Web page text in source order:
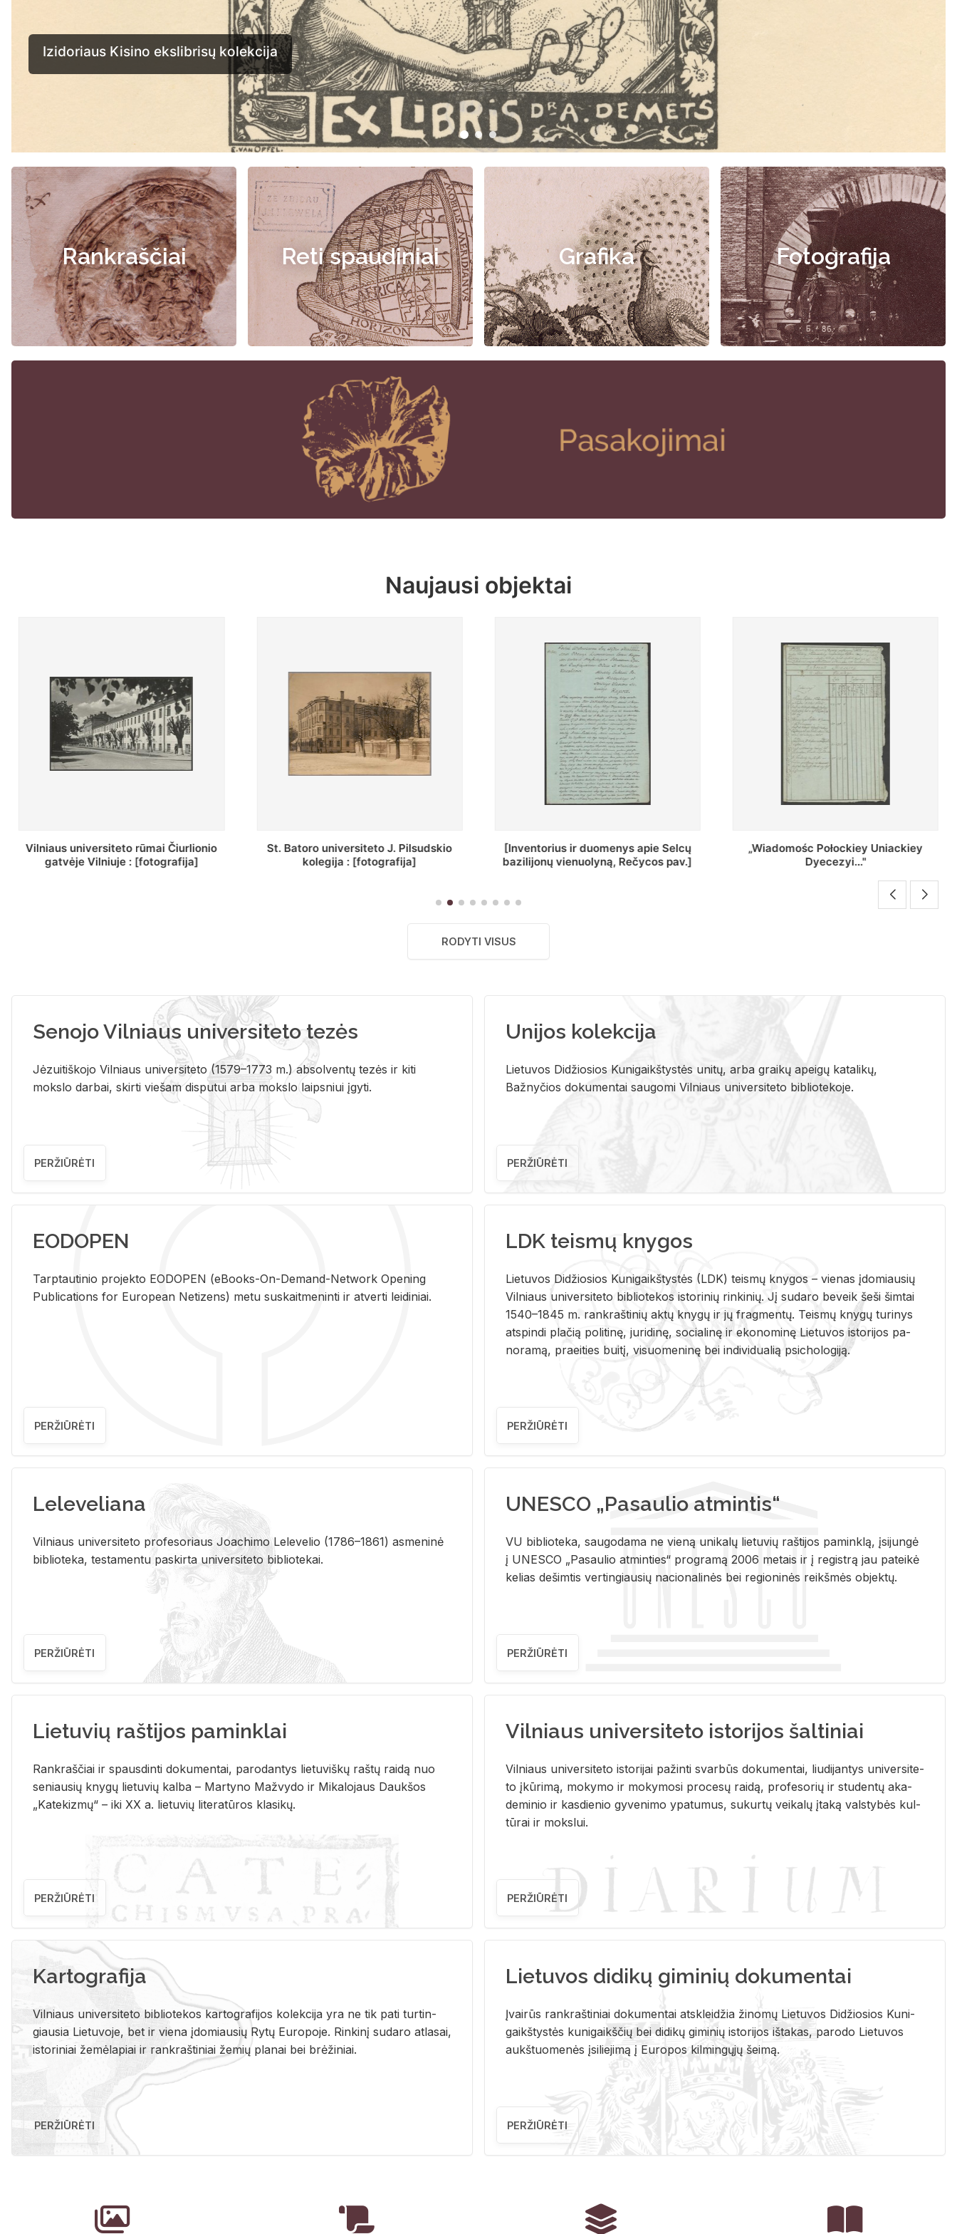
Rankraščiai Reti spaudiniai Grafika Fotografija
Naujausi objektai
St. Batoro universiteto J. Pilsudskio
kolegija : [fotografija]
[Inventorius ir duomenys apie Selcų
bazilijonų vienuolyną, Rečycos pav.]
„Wiadomośc Połockiey Uniackiey
Dyecezyi..."
Regestr Parochow Dekanatu
Brzeskiego
RODYTI VISUS
Senojo Vilniaus universiteto tezės
Jėzuitiškojo Vilniaus universiteto (1579–1773 m.) absolventų tezės ir kiti
mokslo darbai, skirti viešam disputui arba mokslo laipsniui įgyti.
PERŽIŪRĖTI
Unijos kolekcija
Lietuvos Didžiosios Kunigaikštystės unitų, arba graikų apeigų katalikų,
Bažnyčios dokumentai saugomi Vilniaus universiteto bibliotekoje.
PERŽIŪRĖTI
EODOPEN
Tarp­tau­ti­nio pro­jek­to EO­DO­PEN (eBo­oks-On-De­mand-Ne­twork Ope­ning
Pub­li­ca­tions for Eu­ro­pe­an Ne­ti­zens) metu su­skait­me­nin­ti ir at­ver­ti lei­di­niai.
PERŽIŪRĖTI
LDK teismų knygos
Lie­tu­vos Di­džio­sios Ku­ni­gaikš­tys­tės (LDK) teis­mų kny­gos – vie­nas įdo­miau­sių
Vil­niaus uni­ver­si­te­to bi­b­lio­te­kos is­to­ri­nių rin­ki­nių. Jį su­da­ro be­veik šeši šim­tai
1540–1845 m. rank­raš­ti­nių aktų kny­gų ir jų frag­men­tų. Teis­mų kny­gų tu­ri­nys
at­spin­di pla­čią po­li­ti­nę, ju­ri­di­nę, so­cia­li­nę ir eko­no­mi­nę Lie­tu­vos is­to­ri­jos pa­
no­ra­mą, pra­ei­ties bui­tį, vi­suo­me­ni­nę bei in­di­vi­dua­lią psi­cho­lo­gi­ją.
PERŽIŪRĖTI
Leleveliana
Vil­niaus uni­ver­si­te­to pro­fe­so­riaus Jo­a­chi­mo Le­le­ve­lio (1786–1861) as­me­ni­nė
bi­b­lio­te­ka, te­sta­men­tu pa­skir­ta uni­ver­si­te­to bi­b­lio­te­kai.
PERŽIŪRĖTI
UNESCO „Pasaulio atmintis“
VU biblioteka, saugodama ne vieną unikalų lietuvių raštijos paminklą, įsijungė
į UNESCO „Pasaulio atminties“ programą 2006 metais ir į registrą jau pateikė
kelias dešimtis vertingiausių nacionalinės bei regioninės reikšmės objektų.
PERŽIŪRĖTI
Lietuvių raštijos paminklai
Rank­raš­čiai ir spaus­din­ti do­ku­men­tai, pa­ro­dan­tys lie­tu­viš­kų raš­tų rai­dą nuo
se­niau­sių kny­gų lie­tu­vių kal­ba – Mar­ty­no Ma­žvy­do ir Mi­ka­lo­jaus Dauk­šos
„Ka­te­kiz­mų“ – iki XX a. lie­tu­vių li­te­ra­tū­ros kla­si­kų.
PERŽIŪRĖTI
Vilniaus universiteto istorijos šaltiniai
Vil­niaus uni­ver­si­te­to is­to­ri­jai pa­žin­ti svar­būs do­ku­men­tai, liu­di­jan­tys uni­ver­si­te­
to įkū­ri­mą, mo­ky­mo ir mo­ky­mo­si pro­ce­sų rai­dą, pro­fe­so­rių ir stu­den­tų aka­
de­mi­nio ir kas­die­nio gy­ve­ni­mo ypa­tu­mus, su­kur­tų vei­ka­lų įta­ką vals­ty­bės kul­
tū­rai ir moks­lui.
PERŽIŪRĖTI
Kartografija
Vil­niaus uni­ver­si­te­to bi­b­lio­te­kos kar­to­gra­fi­jos ko­lek­ci­ja yra ne tik pati tur­tin­
giau­sia Lie­tu­vo­je, bet ir vie­na įdo­miau­sių Rytų Eu­ro­po­je. Rin­ki­nį su­da­ro at­la­sai,
is­to­ri­niai že­mė­la­piai ir rank­raš­ti­niai že­mių pla­nai bei brė­ži­niai.
PERŽIŪRĖTI
Lietuvos didikų giminių dokumentai
Įvai­rūs rank­raš­ti­niai do­ku­men­tai at­sklei­džia ži­no­mų Lie­tu­vos Di­džio­sios Ku­ni­
gaikš­tys­tės ku­ni­gaikš­čių bei di­di­kų gi­mi­nių is­to­ri­jos iš­ta­kas, pa­ro­do Lie­tu­vos
aukš­tuo­me­nės įsi­lie­ji­mą į Eu­ro­pos kil­min­gų­jų šei­mą.
PERŽIŪRĖTI